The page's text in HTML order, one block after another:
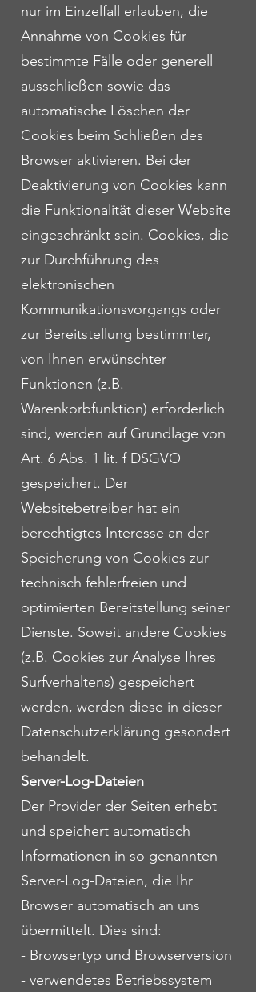
nur im Einzelfall erlauben, die
Annahme von Cookies für
bestimmte Fälle oder generell
ausschließen sowie das
automatische Löschen der
Cookies beim Schließen des
Browser aktivieren. Bei der
Deaktivierung von Cookies kann
die Funktionalität dieser Website
eingeschränkt sein. Cookies, die
zur Durchführung des
elektronischen
Kommunikationsvorgangs oder
zur Bereitstellung bestimmter,
von Ihnen erwünschter
Funktionen (z.B.
Warenkorbfunktion) erforderlich
sind, werden auf Grundlage von
Art. 6 Abs. 1 lit. f DSGVO
gespeichert. Der
Websitebetreiber hat ein
berechtigtes Interesse an der
Speicherung von Cookies zur
technisch fehlerfreien und
optimierten Bereitstellung seiner
Dienste. Soweit andere Cookies
(z.B. Cookies zur Analyse Ihres
Surfverhaltens) gespeichert
werden, werden diese in dieser
Datenschutzerklärung gesondert
behandelt.
Server-Log-Dateien
Der Provider der Seiten erhebt
und speichert automatisch
Informationen in so genannten
Server-Log-Dateien, die Ihr
Browser automatisch an uns
übermittelt. Dies sind:
- Browsertyp und Browserversion
- verwendetes Betriebssystem